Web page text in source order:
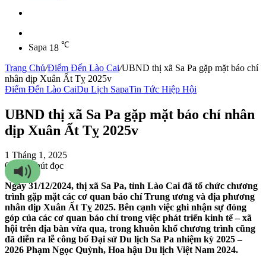
Sapa 18 ℃
Trang Chủ/Điểm Đến Lào Cai/UBND thị xã Sa Pa gặp mặt báo chí
nhân dịp Xuân Ất Tỵ 2025v
Điểm Đến Lào CaiDu Lịch SapaTin Tức Hiệp Hội
UBND thị xã Sa Pa gặp mặt báo chí nhân
dịp Xuân Ất Tỵ 2025v
1 Tháng 1, 2025
0 675 phút đọc
Ngày 31/12/2024, thị xã Sa Pa, tỉnh Lào Cai đã tổ chức chương
trình gặp mặt các cơ quan báo chí Trung ương và địa phương
nhân dịp Xuân Ất Tỵ 2025. Bên cạnh việc ghi nhận sự đóng
góp của các cơ quan báo chí trong việc phát triển kinh tế – xã
hội trên địa bàn vừa qua, trong khuôn khổ chương trình cũng
đã diễn ra lễ công bố Đại sứ Du lịch Sa Pa nhiệm kỳ 2025 –
2026 Phạm Ngọc Quỳnh, Hoa hậu Du lịch Việt Nam 2024.